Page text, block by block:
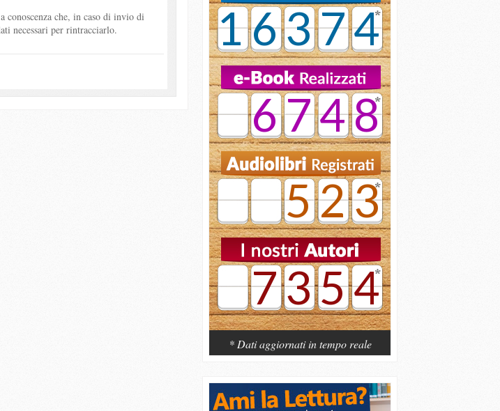
conoscenza che, in caso di invio di
necessari per rintracciarlo.
16374
6748
523
7354
* Dati aggiornati in tempo reale